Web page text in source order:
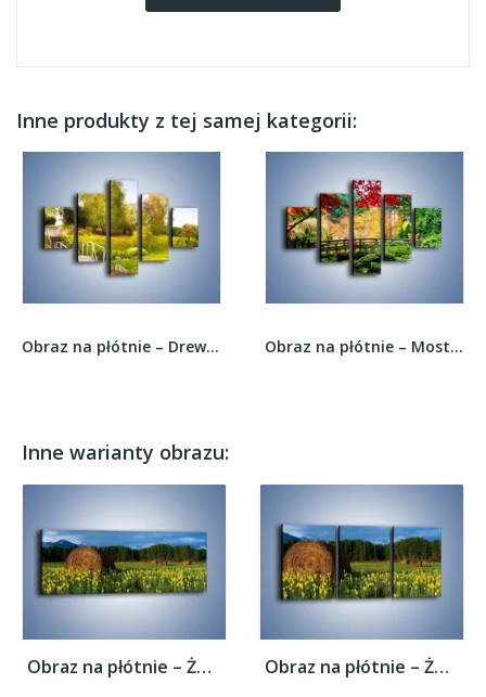
Inne produkty z tej samej kategorii:
Obraz na płótnie – Drewnianymi schodkami w górę... Obraz na płótnie – Mostem do roślinnego raju –...
Inne warianty obrazu:
Obraz na płótnie – Żółte kwiatuszki na... Obraz na płótnie – Żółte kwiatuszki na...